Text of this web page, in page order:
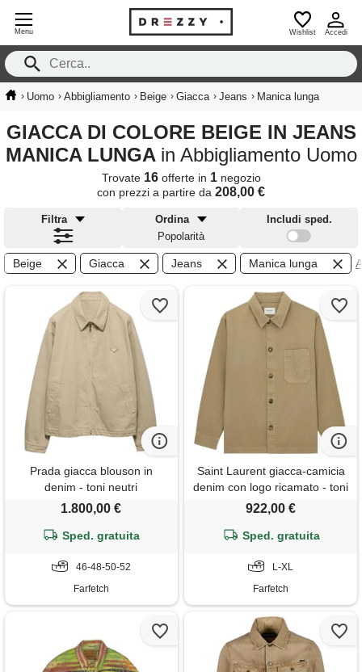
Menu Wishlist Accedi
› Uomo › Abbigliamento › Beige › Giacca › Jeans › Manica lunga
GIACCA DI COLORE BEIGE IN JEANS
MANICA LUNGA in Abbigliamento Uomo
Trovate 16offerte in 1negozio
con prezzi a partire da 208,00 €
Filtra
Ordina
Popolarità
Includi sped.
Beige Giacca Jeans Manica lunga
Prada giacca blouson in
denim - toni neutri
1.800,00 €
Sped. gratuita
46-48-50-52
Farfetch
Saint Laurent giacca-camicia
denim con logo ricamato - toni
neutri
922,00 €
Sped. gratuita
L-XL
Farfetch